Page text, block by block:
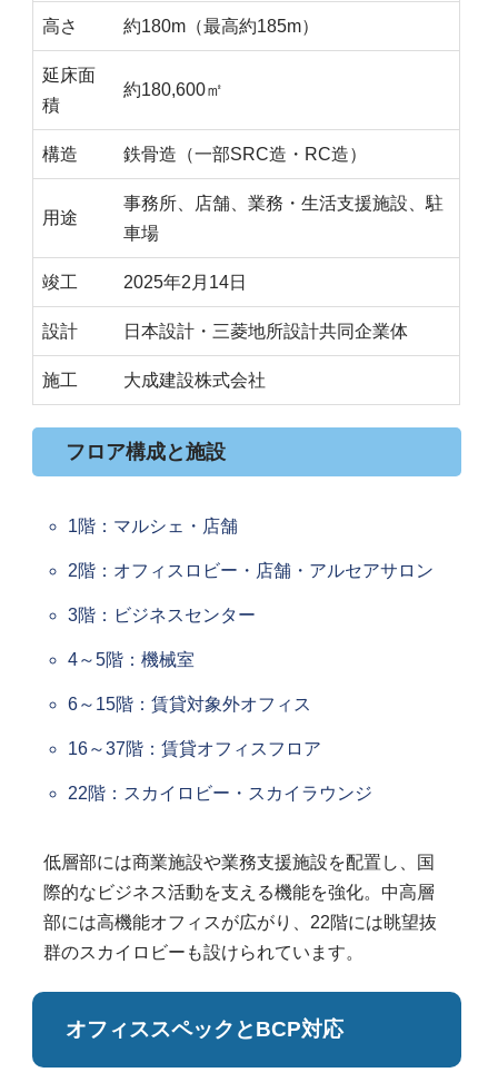
高さ 約180m（最高約185m）
延床面
積
約180,600㎡
構造 鉄骨造（一部SRC造・RC造）
用途
事務所、店舗、業務・生活支援施設、駐
車場
竣工 2025年2月14日
設計 日本設計・三菱地所設計共同企業体
施工 大成建設株式会社
フロア構成と施設
1階：マルシェ・店舗
2階：オフィスロビー・店舗・アルセアサロン
3階：ビジネスセンター
4～5階：機械室
6～15階：賃貸対象外オフィス
16～37階：賃貸オフィスフロア
22階：スカイロビー・スカイラウンジ
低層部には商業施設や業務支援施設を配置し、国
際的なビジネス活動を支える機能を強化。中高層
部には高機能オフィスが広がり、22階には眺望抜
群のスカイロビーも設けられています。
オフィススペックとBCP対応